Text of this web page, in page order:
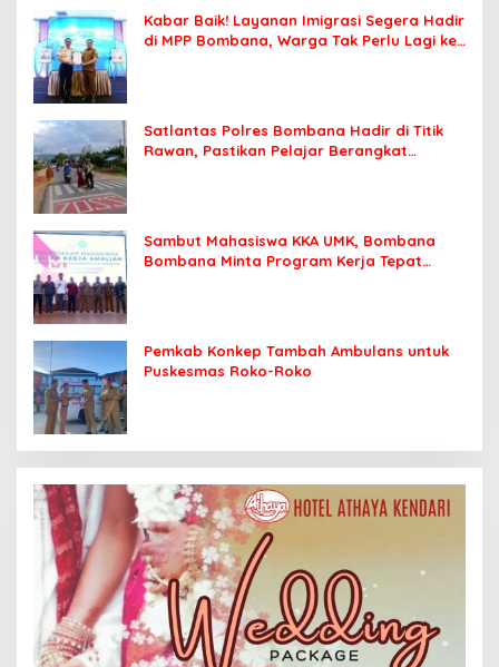
Kabar Baik! Layanan Imigrasi Segera Hadir
di MPP Bombana, Warga Tak Perlu Lagi ke
Satlantas Polres Bombana Hadir di Titik
Rawan, Pastikan Pelajar Berangkat
Sambut Mahasiswa KKA UMK, Bombana
Bombana Minta Program Kerja Tepat
Pemkab Konkep Tambah Ambulans untuk
Puskesmas Roko-Roko